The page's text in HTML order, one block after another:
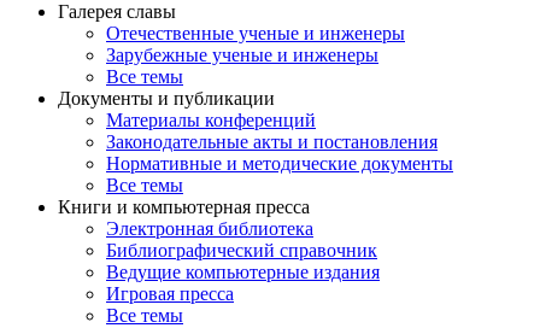
Галерея славы
Отечественные ученые и инженеры
Зарубежные ученые и инженеры
Все темы
Документы и публикации
Материалы конференций
Законодательные акты и постановления
Нормативные и методические документы
Все темы
Книги и компьютерная пресса
Электронная библиотека
Библиографический справочник
Ведущие компьютерные издания
Игровая пресса
Все темы